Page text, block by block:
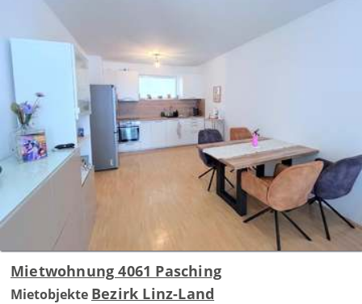
Mietwohnung 4061 Pasching
Mietobjekte Bezirk Linz-Land